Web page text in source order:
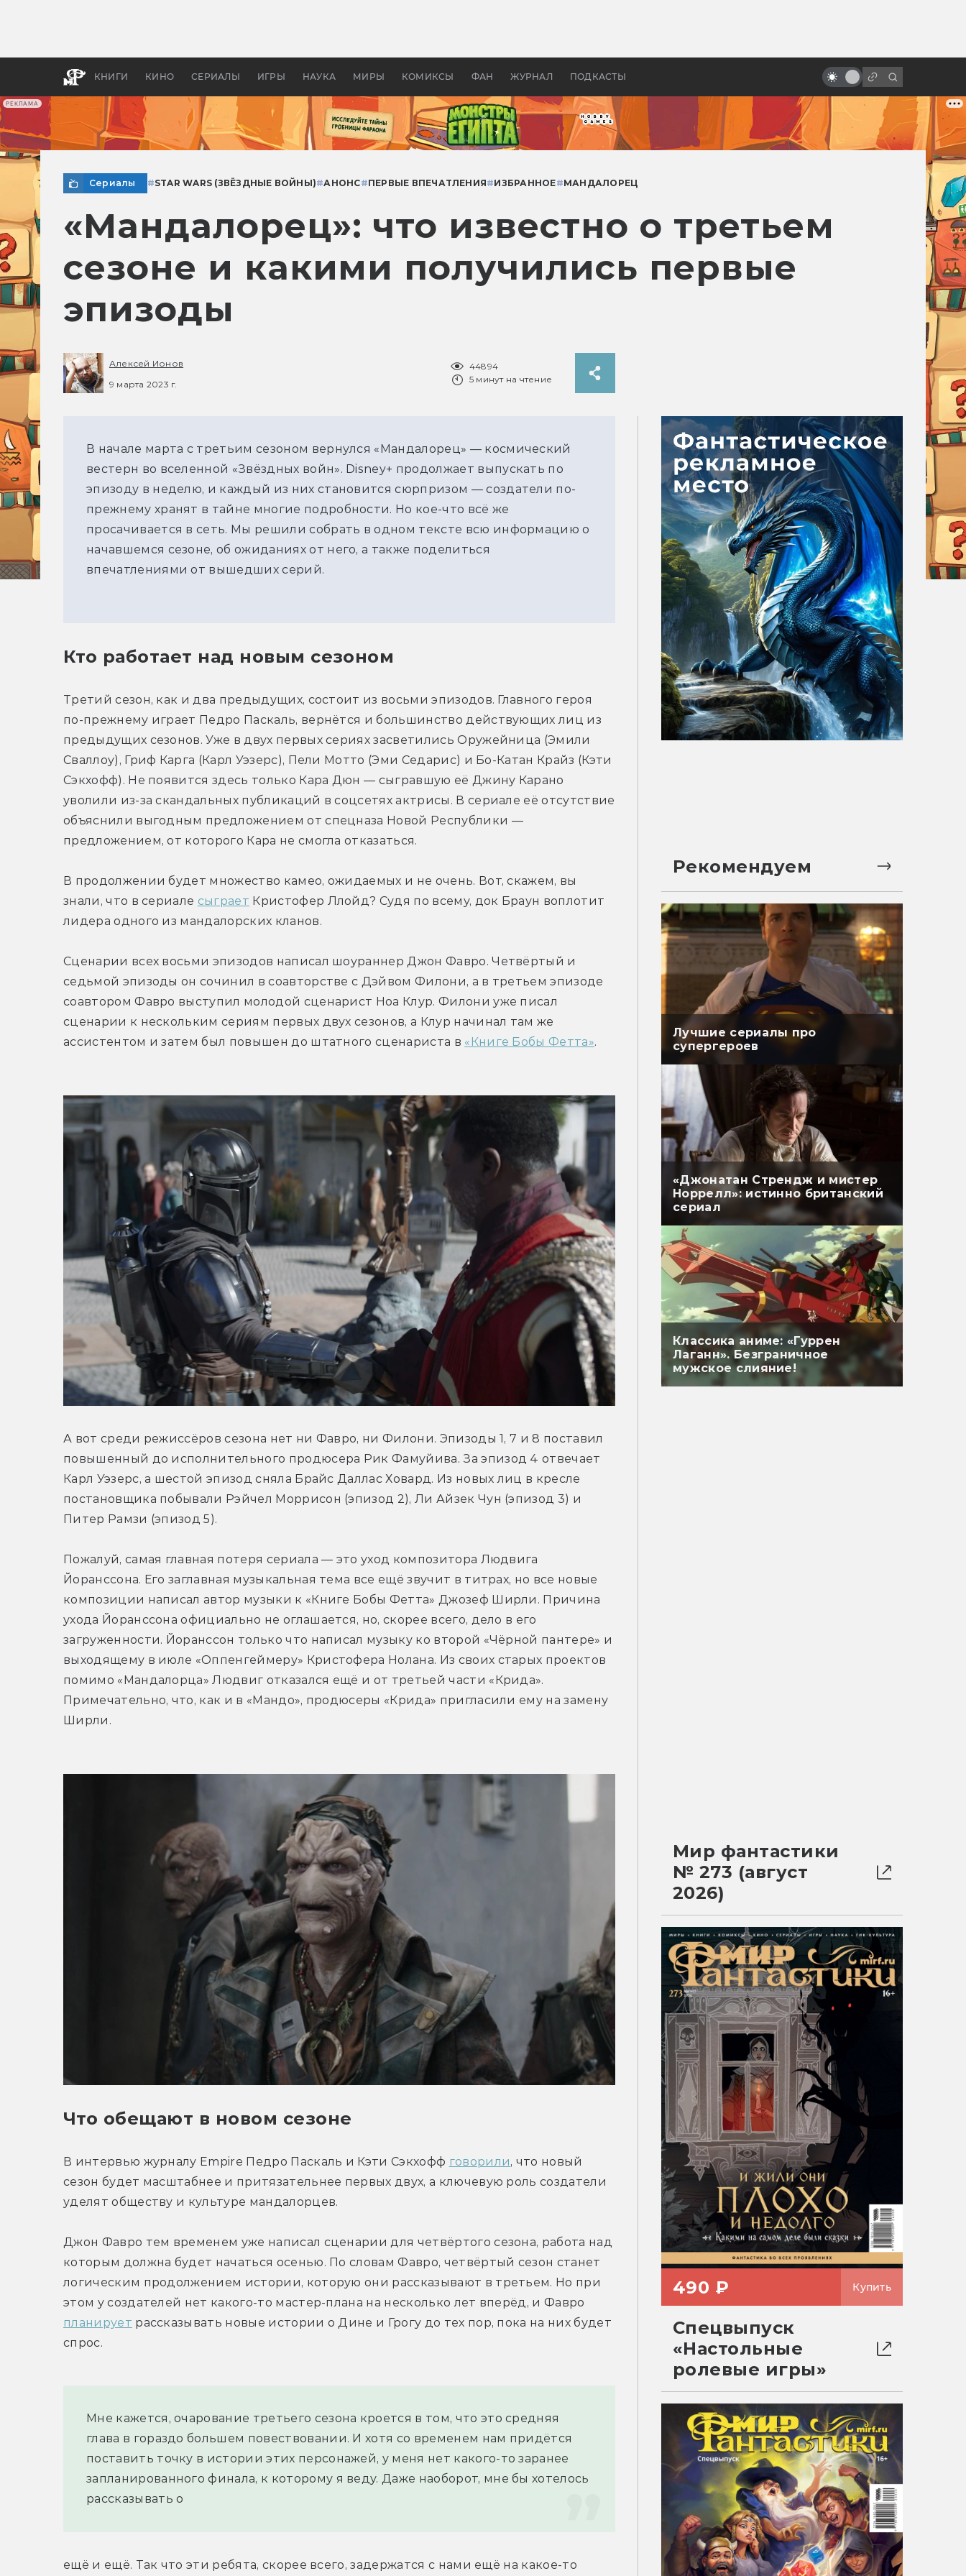
РЕКЛАМА
КНИГИ КИНО СЕРИАЛЫ ИГРЫ НАУКА МИРЫ КОМИКСЫ ФАН ЖУРНАЛ ПОДКАСТЫ
бы «Властелина колец»
Древней Грецией
боевика
Сериалы #STAR WARS (ЗВЁЗДНЫЕ ВОЙНЫ)#АНОНС#ПЕРВЫЕ ВПЕЧАТЛЕНИЯ#ИЗБРАННОЕ#МАНДАЛОРЕЦ
«Мандалорец»: что известно о третьем
сезоне и какими получились первые
эпизоды
Алексей Ионов
9 марта 2023 г.
44894
5 минут на чтение
В начале марта с третьим сезоном вернулся «Мандалорец» — космический
вестерн во вселенной «Звёздных войн». Disney+ продолжает выпускать по
эпизоду в неделю, и каждый из них становится сюрпризом — создатели по-
прежнему хранят в тайне многие подробности. Но кое-что всё же
просачивается в сеть. Мы решили собрать в одном тексте всю информацию о
начавшемся сезоне, об ожиданиях от него, а также поделиться
впечатлениями от вышедших серий.
Кто работает над новым сезоном
Третий сезон, как и два предыдущих, состоит из восьми эпизодов. Главного героя
по-прежнему играет Педро Паскаль, вернётся и большинство действующих лиц из
предыдущих сезонов. Уже в двух первых сериях засветились Оружейница (Эмили
Сваллоу), Гриф Карга (Карл Уэзерс), Пели Мотто (Эми Седарис) и Бо-Катан Крайз (Кэти
Сэкхофф). Не появится здесь только Кара Дюн — сыгравшую её Джину Карано
уволили из-за скандальных публикаций в соцсетях актрисы. В сериале её отсутствие
объяснили выгодным предложением от спецназа Новой Республики —
предложением, от которого Кара не смогла отказаться.
В продолжении будет множество камео, ожидаемых и не очень. Вот, скажем, вы
знали, что в сериале сыграет Кристофер Ллойд? Судя по всему, док Браун воплотит
лидера одного из мандалорских кланов.
Сценарии всех восьми эпизодов написал шоураннер Джон Фавро. Четвёртый и
седьмой эпизоды он сочинил в соавторстве с Дэйвом Филони, а в третьем эпизоде
соавтором Фавро выступил молодой сценарист Ноа Клур. Филони уже писал
сценарии к нескольким сериям первых двух сезонов, а Клур начинал там же
ассистентом и затем был повышен до штатного сценариста в «Книге Бобы Фетта».
А вот среди режиссёров сезона нет ни Фавро, ни Филони. Эпизоды 1, 7 и 8 поставил
повышенный до исполнительного продюсера Рик Фамуйива. За эпизод 4 отвечает
Карл Уэзерс, а шестой эпизод сняла Брайс Даллас Ховард. Из новых лиц в кресле
постановщика побывали Рэйчел Моррисон (эпизод 2), Ли Айзек Чун (эпизод 3) и
Питер Рамзи (эпизод 5).
Пожалуй, самая главная потеря сериала — это уход композитора Людвига
Йоранссона. Его заглавная музыкальная тема все ещё звучит в титрах, но все новые
композиции написал автор музыки к «Книге Бобы Фетта» Джозеф Ширли. Причина
ухода Йоранссона официально не оглашается, но, скорее всего, дело в его
загруженности. Йоранссон только что написал музыку ко второй «Чёрной пантере» и
выходящему в июле «Оппенгеймеру» Кристофера Нолана. Из своих старых проектов
помимо «Мандалорца» Людвиг отказался ещё и от третьей части «Крида».
Примечательно, что, как и в «Мандо», продюсеры «Крида» пригласили ему на замену
Ширли.
Что обещают в новом сезоне
В интервью журналу Empire Педро Паскаль и Кэти Сэкхофф говорили, что новый
сезон будет масштабнее и притязательнее первых двух, а ключевую роль создатели
уделят обществу и культуре мандалорцев.
Джон Фавро тем временем уже написал сценарии для четвёртого сезона, работа над
которым должна будет начаться осенью. По словам Фавро, четвёртый сезон станет
логическим продолжением истории, которую они рассказывают в третьем. Но при
планирует рассказывать новые истории о Дине и Грогу до тех пор, пока на них будет
спрос.
Мне кажется, очарование третьего сезона кроется в том, что это средняя
глава в гораздо большем повествовании. И хотя со временем нам придётся
поставить точку в истории этих персонажей, у меня нет какого-то заранее
запланированного финала, к которому я веду. Даже наоборот, мне бы хотелось
рассказывать о
ещё и ещё. Так что эти ребята, скорее всего, задержатся с нами ещё на какое-то
Рекомендуем
Лучшие сериалы про
супергероев
«Джонатан Стрендж и мистер
Норрелл»: истинно британский
сериал
Классика аниме: «Гуррен
Лаганн». Безграничное
мужское слияние!
Мир фантастики
№ 273 (август
2026)
490 ₽ Купить
Спецвыпуск
«Настольные
ролевые игры»